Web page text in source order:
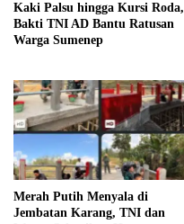
Kaki Palsu hingga Kursi Roda,
Bakti TNI AD Bantu Ratusan
Warga Sumenep
Merah Putih Menyala di
Jembatan Karang, TNI dan